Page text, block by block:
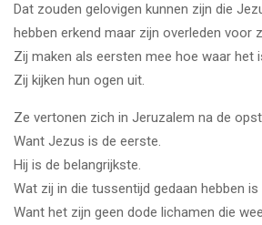
Dat zouden gelovigen kunnen zijn die
hebben erkend maar zijn overleden voor
Zij maken als eersten mee hoe waar het
Zij kijken hun ogen uit.
Ze vertonen zich in Jeruzalem na de
Want Jezus is de eerste.
Hij is de belangrijkste.
Wat zij in die tussentijd gedaan hebben
Want het zijn geen dode lichamen die